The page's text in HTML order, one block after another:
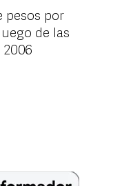
pesos por
de las